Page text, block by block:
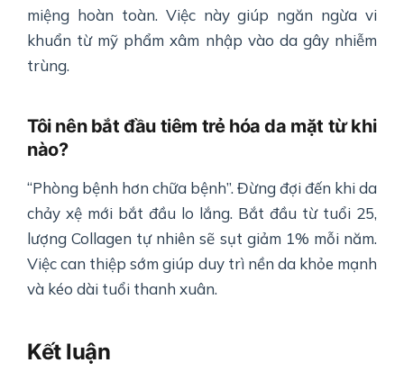
miệng hoàn toàn. Việc này giúp ngăn ngừa vi
khuẩn từ mỹ phẩm xâm nhập vào da gây nhiễm
trùng.
Tôi nên bắt đầu tiêm trẻ hóa da mặt từ khi
nào?
“Phòng bệnh hơn chữa bệnh”. Đừng đợi đến khi da
chảy xệ mới bắt đầu lo lắng. Bắt đầu từ tuổi 25,
lượng Collagen tự nhiên sẽ sụt giảm 1% mỗi năm.
Việc can thiệp sớm giúp duy trì nền da khỏe mạnh
và kéo dài tuổi thanh xuân.
Kết luận